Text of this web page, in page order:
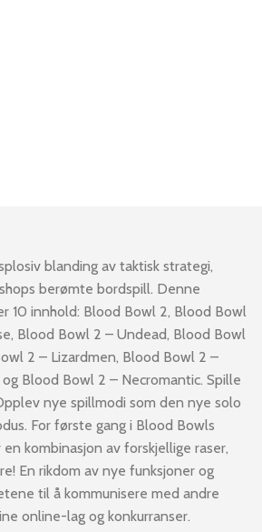
blanding av taktisk strategi,
berømte bordspill. Denne
10 innhold: Blood Bowl 2, Blood Bowl
Blood Bowl 2 – Undead, Blood Bowl
2 – Lizardmen, Blood Bowl 2 –
Blood Bowl 2 – Necromantic. Spille
nye spillmodi som den nye solo
For første gang i Blood Bowls
kombinasjon av forskjellige raser,
En rikdom av nye funksjoner og
til å kommunisere med andre
online-lag og konkurranser.